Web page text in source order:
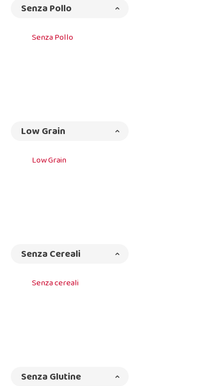
Senza Pollo
Senza Pollo
Low Grain
Low Grain
Senza Cereali
Senza cereali
Senza Glutine